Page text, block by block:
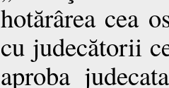
hotărârea cea
cu judecătorii
aproba